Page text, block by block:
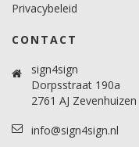
Privacybeleid
CONTACT
sign4sign
Dorpsstraat 190a
2761 AJ Zevenhuizen
info@sign4sign.nl